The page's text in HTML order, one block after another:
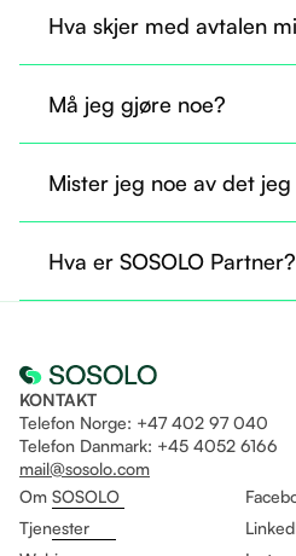
Hva skjer med avtalen
nøyaktig samme måte.
Må jeg gjøre noe?
overført, og du kan fortsette
Mister jeg noe av det
bruker. I tillegg får du
Hva er SOSOLO Partner?
KONTAKT
Telefon Norge: +47 402 97 040
Telefon Danmark: +45 4052 6166
mail@sosolo.com
Om SOSOLO
Tjenester